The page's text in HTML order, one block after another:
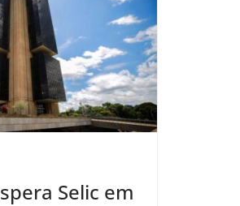
Selic em